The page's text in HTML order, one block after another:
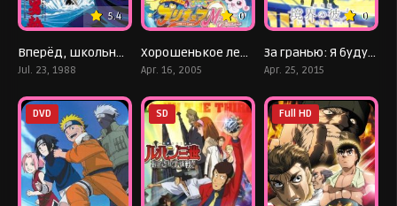
5.4
Вперёд, школьник — фильм
Jul. 23, 1988
0
Хорошенькое лекарство 2. Фильм
Apr. 16, 2005
0
За гранью: Я буду рядом. Будущее
Apr. 25, 2015
DVD SD Full HD